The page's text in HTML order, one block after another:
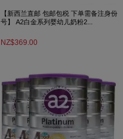
【新西兰直邮 包邮包税 下单需备注身份
号】 A2白金系列婴幼儿奶粉2...
NZ$369.00